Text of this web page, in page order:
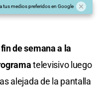
tus medios preferidos en Google
de semana a la
televisivo luego
alejada de la pantalla